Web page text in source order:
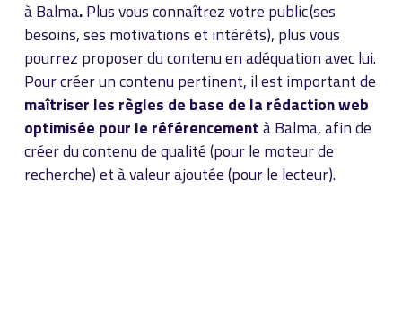
à Balma.Plus vous connaîtrez votre public (ses
besoins, ses motivations et intérêts), plus vous
pourrez proposer du contenu en adéquation avec lui.
Pour créer un contenu pertinent, il est important de
maîtriser les règles de base de la rédaction web
optimisée pour le référencementà Balma, afin de
créer du contenu de qualité (pour le moteur de
recherche) et à valeur ajoutée (pour le lecteur).